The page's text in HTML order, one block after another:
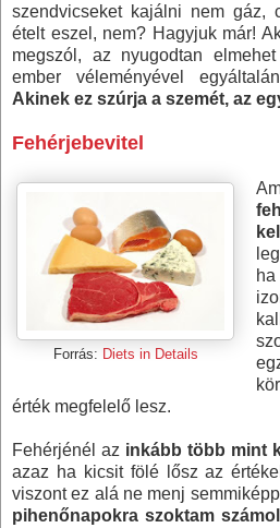
szendvicseket kajálni nem gáz,
ételt eszel, nem? Hagyjuk már!
megszól, az nyugodtan
ember véleményével
Akinek ez szúrja a szemét, az
Fehérjebevitel
Forrás: Diets in Details
kell
érték megfelelő lesz.
Fehérjénél az inkább több mint
azaz ha kicsit fölé lősz az
viszont ez alá ne menj
pihenőnapokra szoktam